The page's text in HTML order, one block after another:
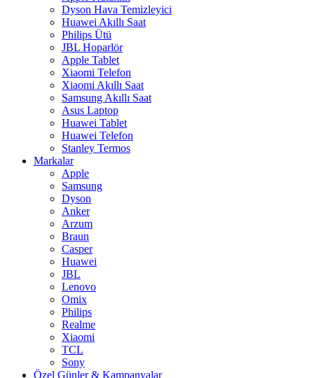
Dyson Hava Temizleyici
Huawei Akıllı Saat
Philips Ütü
JBL Hoparlör
Apple Tablet
Xiaomi Telefon
Xiaomi Akıllı Saat
Samsung Akıllı Saat
Asus Laptop
Huawei Tablet
Huawei Telefon
Stanley Termos
Markalar
Apple
Samsung
Dyson
Anker
Arzum
Braun
Casper
Huawei
JBL
Lenovo
Omix
Philips
Realme
Xiaomi
TCL
Sony
Özel Günler & Kampanyalar